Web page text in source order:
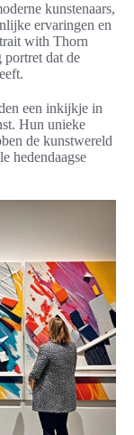
kunstenaars,
ervaringen en
with Thorn
dat de
een inkijkje in
Hun unieke
de kunstwereld
hedendaagse